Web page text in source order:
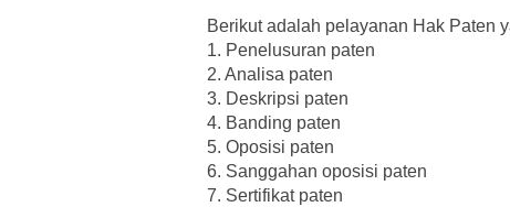
Berikut adalah pelayanan Hak Paten
1. Penelusuran paten
2. Analisa paten
3. Deskripsi paten
4. Banding paten
5. Oposisi paten
6. Sanggahan oposisi paten
7. Sertifikat paten